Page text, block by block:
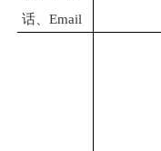
话、Email